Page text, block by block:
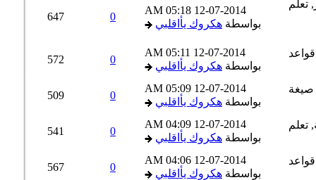
12-07-2014
05:18 AM
بواسطةهكروك يأاقلبي
647
12-07-2014
05:11 AM
بواسطةهكروك يأاقلبي
572
12-07-2014
05:09 AM
بواسطةهكروك يأاقلبي
509
12-07-2014
04:09 AM
بواسطةهكروك يأاقلبي
541
12-07-2014
04:06 AM
بواسطةهكروك يأاقلبي
567